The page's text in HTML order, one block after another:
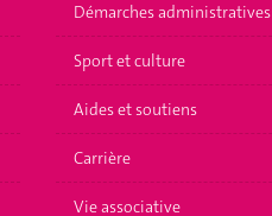
Démarches administratives
Sport et culture
Aides et soutiens
Carrière
Vie associative